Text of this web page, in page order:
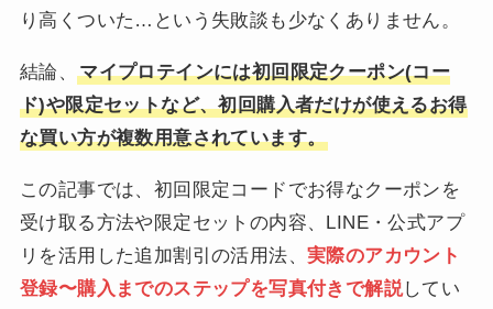
り高くついた…という失敗談も少なくありません。
結論、マイプロテインには初回限定クーポン(コー
ド)や限定セットなど、初回購入者だけが使えるお得
な買い方が複数用意されています。
この記事では、初回限定コードでお得なクーポンを
受け取る方法や限定セットの内容、LINE・公式アプ
リを活用した追加割引の活用法、 実際のアカウント
登録〜購入までのステップを写真付きで解説してい